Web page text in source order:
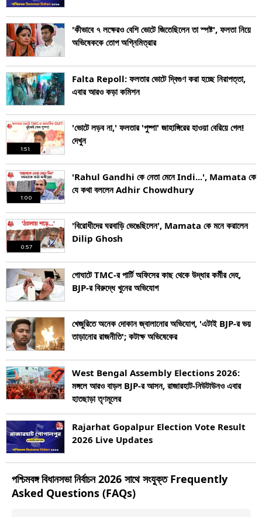
'কীভাবে ৭ লক্ষেরও বেশি ভোটে জিতেছিলেন তা স্পষ্ট', ফলতা নিয়ে
অভিষেককে তোপ অগ্নিমিত্রার
Falta Repoll: ফলতার ভোটে দ্বিগুণ করা হচ্ছে নিরাপত্তা,
এবার আরও কড়া কমিশন
1:51
'ভোটে লড়ব না,' ফলতার 'পুষ্পা' জাহাঙ্গিরের হাওয়া বেরিয়ে গেল!
দেখুন
1:00
'Rahul Gandhi কে নেতা মেনে Indi...', Mamata কে
যে কথা বললেন Adhir Chowdhury
0:57
'বিরোধীদের ঘরবাড়ি ভেঙেছিলেন', Mamata কে মনে করালেন
Dilip Ghosh
গোঘাটে TMC-র পার্টি অফিসের কাছ থেকে উদ্ধার কর্মীর দেহ,
BJP-র বিরুদ্ধে খুনের অভিযোগ
খেজুরিতে অনেক দোকান জ্বালানোর অভিযোগ, 'এটাই BJP-র ভয়
তাড়ানোর রাজনীতি'; কটাক্ষ অভিষেকের
West Bengal Assembly Elections 2026:
মঙ্গলে আরও বাড়ল BJP-র আসন, রাজারহাট-নিউটাউনও এবার
হাতছাড়া তৃণমূলের
Rajarhat Gopalpur Election Vote Result
2026 Live Updates
পশ্চিমবঙ্গবিধানসভা নির্বাচন2026 সাথে সংযুক্ত Frequently
Asked Questions (FAQs)